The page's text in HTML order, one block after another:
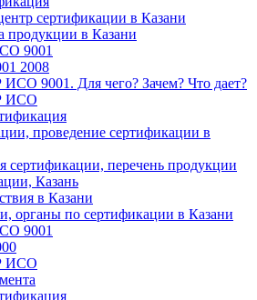
сертификации в Казани
продукции в Казани
9001
2008
9001. Для чего? Зачем? Что дает?
ИСО
проведение сертификации в
сертификации, перечень продукции
Казань
в Казани
органы по сертификации в Казани
9001
ИСО